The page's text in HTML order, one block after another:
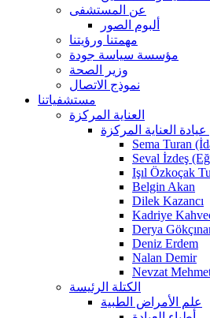
عن المستشفى
ألبوم الصور
مهمتنا ورؤيتنا
مؤسسة سياسة جودة
وزير الصحة
نموذج الاتصال
مستشفياتنا
العناية المركزة
العناية المركزة
Sema Turan
Seval İzdeş
Işıl Özkoçak
Belgin Akan
Dilek Kazancı
Kadriye
Derya
Deniz Erdem
Nalan Demir
Nevzat
الكتلة الرئيسة
علم الأمراض الطبية